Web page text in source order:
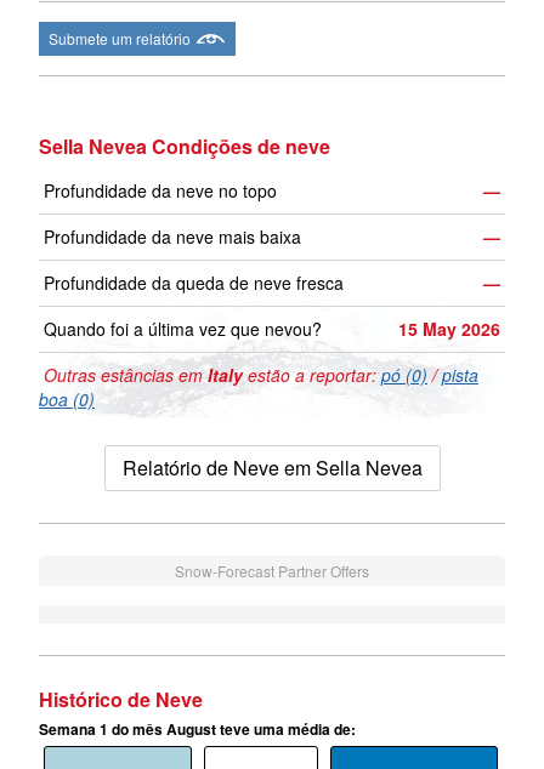
Submete um relatório
Sella Nevea Condições de neve
Profundidade da neve no topo
—
Profundidade da neve mais baixa
—
Profundidade da queda de neve fresca
—
Quando foi a última vez que nevou?
15 May 2026
Outras estâncias emItalyestão a reportar: pó (0) /pista
boa (0)
Relatório de Neve em Sella Nevea
Snow-Forecast Partner Offers
Histórico de Neve
Semana 1 do mês August teve uma média de: